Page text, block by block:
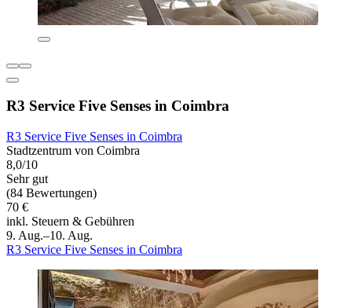
R3 Service Five Senses in Coimbra
R3 Service Five Senses in Coimbra
Stadtzentrum von Coimbra
8,0/10
Sehr gut
(84 Bewertungen)
70 €
inkl. Steuern & Gebühren
9. Aug.–10. Aug.
R3 Service Five Senses in Coimbra